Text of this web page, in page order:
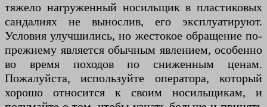
тяжело нагруженный носильщик в пластиковых
сандалиях не вынослив, его эксплуатируют.
Условия улучшились, но жестокое обращение по-
прежнему является обычным явлением, особенно
во время походов по сниженным ценам.
Пожалуйста, используйте оператора, который
хорошо относится к своим носильщикам, и